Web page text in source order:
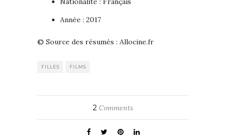
Année : 2017
© Source des résumés : Allocine.fr
FILLES FILMS
2 Comments